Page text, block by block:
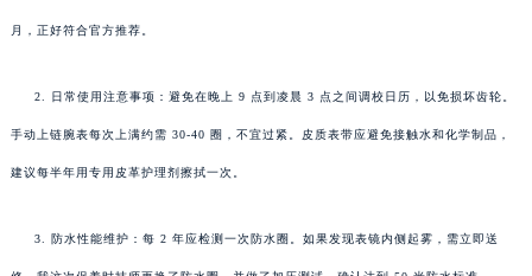
月，正好符合官方推荐。
2. 日常使用注意事项：避免在晚上 9 点到凌晨 3 点之间调校日历，以免损坏齿轮。
手动上链腕表每次上满约需 30-40 圈，不宜过紧。皮质表带应避免接触水和化学制品，
建议每半年用专用皮革护理剂擦拭一次。
3. 防水性能维护：每 2 年应检测一次防水圈。如果发现表镜内侧起雾，需立即送